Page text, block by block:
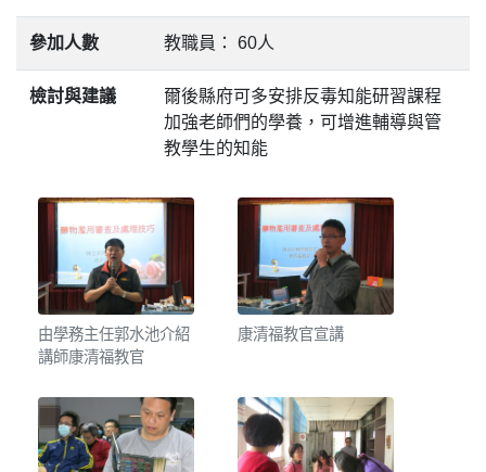
參加人數 教職員： 60人
檢討與建議
爾後縣府可多安排反毒知能研習課程
加強老師們的學養，可增進輔導與管
教學生的知能
由學務主任郭水池介紹
講師康清福教官
康清福教官宣講